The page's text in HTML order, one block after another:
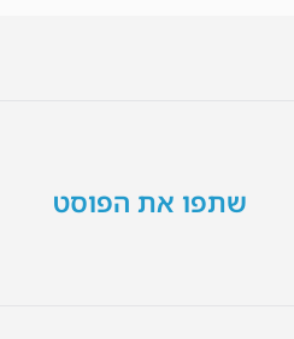
שתפו את הפוסט